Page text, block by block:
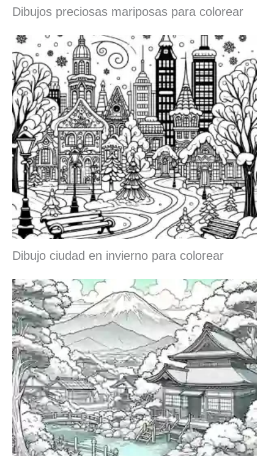
Dibujos preciosas mariposas para colorear
Dibujo ciudad en invierno para colorear